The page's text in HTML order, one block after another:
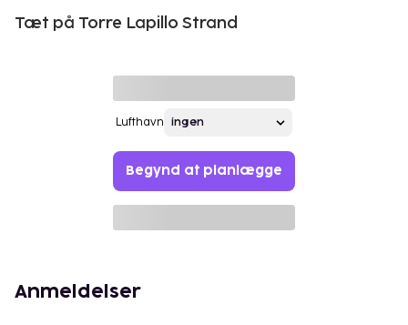
Tæt på Torre Lapillo Strand
Lufthavn
Begynd at planlægge
Anmeldelser